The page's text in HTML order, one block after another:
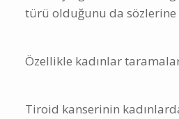
türü olduğunu da sözlerine
Özellikle kadınlar
Tiroid kanserinin